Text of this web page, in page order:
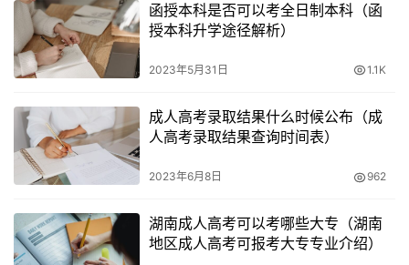
结论
成人高考是社会人员提升学历的一种途径，选择在函授站报
名是一种可行的选择。在选择函授站报名时，应选择正规的
函授站和机构。这样可以提高报名成功率，并且在后续的考
试、录取、毕业等方面享受到函授站提供的各项便利。因
此，成人高考选择在函授站报名是靠谱的选择，可以帮助考
函授本科是否可以考全日制本科（函
授本科升学途径解析）
2023年5月31日 1.1K
成人高考录取结果什么时候公布（成
人高考录取结果查询时间表）
2023年6月8日 962
湖南成人高考可以考哪些大专（湖南
地区成人高考可报考大专专业介绍）